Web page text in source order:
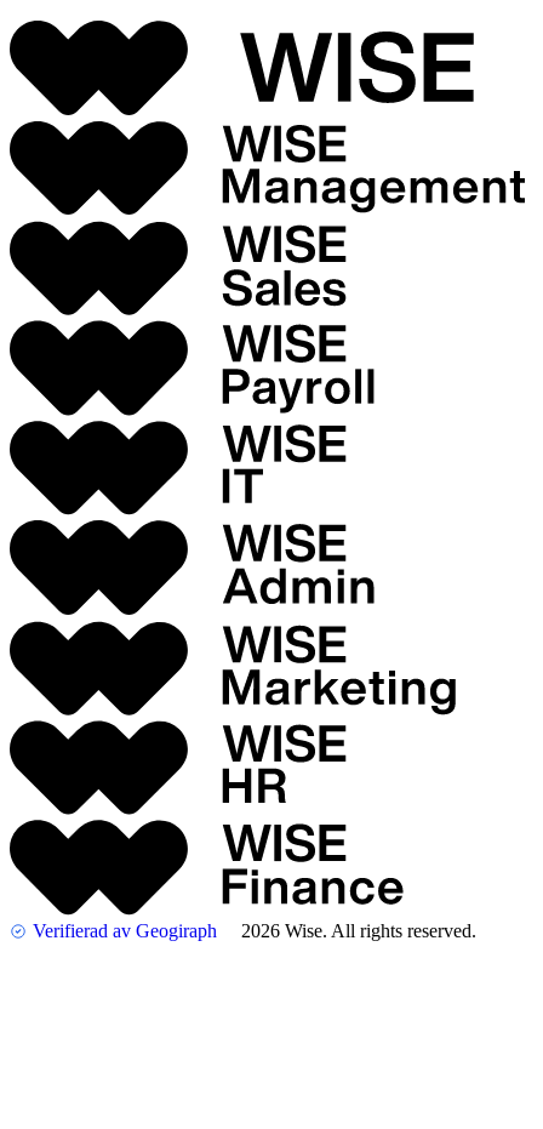
Verifierad av Geogiraph 2026 Wise. All rights reserved.